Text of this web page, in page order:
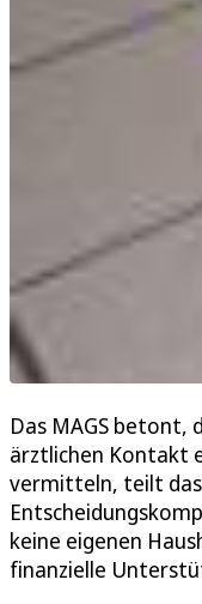
Das MAGS betont,
ärztlichen Kontakt
vermitteln, teilt das
keine eigenen
finanzielle